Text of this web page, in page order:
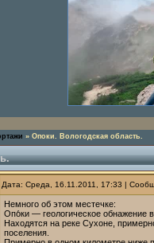
» Опоки. Вологодская область.
Дата: Среда, 16.11.2011, 17:33 |
Немного об этом местечке:
Опо́ки — геологическое обнажение
Находятся на реке Сухоне,
поселения.